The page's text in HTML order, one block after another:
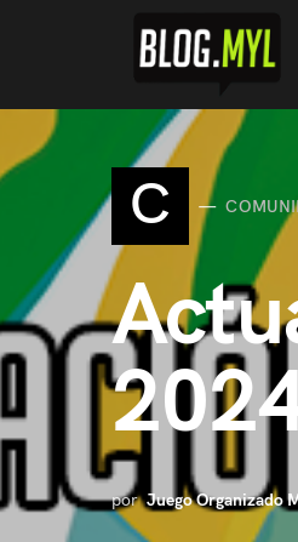
C
por Juego Organizado